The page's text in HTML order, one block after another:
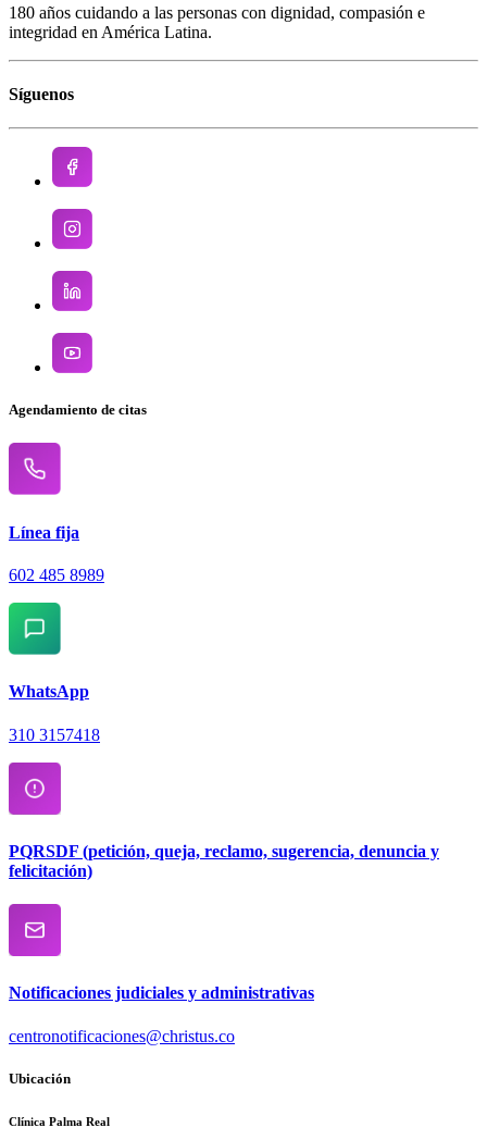
180 años cuidando a las personas con dignidad, compasión e
integridad en América Latina.
Síguenos
Agendamiento de citas
Línea fija
602 485 8989
WhatsApp
310 3157418
PQRSDF (petición, queja, reclamo, sugerencia, denuncia y
felicitación)
Notificaciones judiciales y administrativas
centronotificaciones@christus.co
Ubicación
Clínica Palma Real